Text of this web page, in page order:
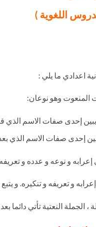
اللغوية )
اعدادي ما يلي :
المنعوت وهو نوعان:
إحدى صفات الاسم الذي
إحدى صفات الاسم الذي
و نوعه و عدده و تعريفه
و تعريفه و تنكيره. و
، الجملة النعتية تأتي